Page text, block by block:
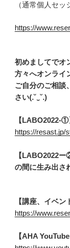
（通常個人セッ
https://
初めましてでオ
方々へオンライ
ご自分のご相談
さい(.˘‿˘.)
【LABO2022-
https://resast.jp/
【LABO2022
の間に生み出さ
【講座、イベン
https://
【AHA